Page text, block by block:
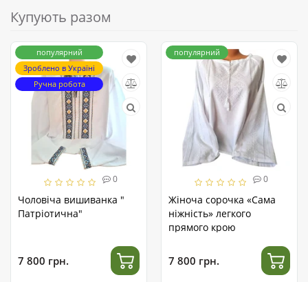
Купують разом
популярний
Зроблено в Україні
Ручна робота
0
Чоловіча вишиванка "
Патріотична"
7 800 грн.
популярний
0
Жіноча сорочка «Сама
ніжність» легкого
прямого крою
7 800 грн.